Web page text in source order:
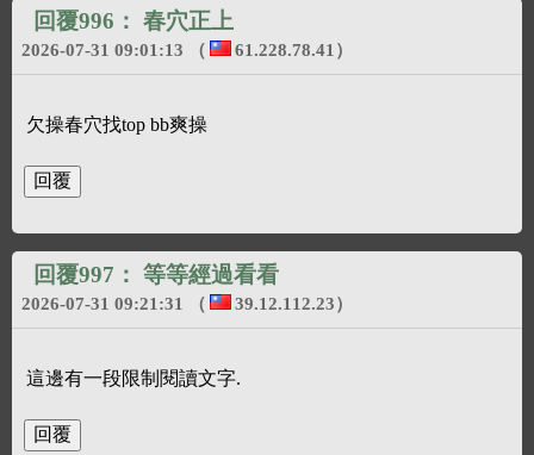
回覆996： 春穴正上
2026-07-31 09:01:13 （ 61.228.78.41 ）
欠操春穴找top bb爽操
回覆997： 等等經過看看
2026-07-31 09:21:31 （ 39.12.112.23）
這邊有一段限制閱讀文字.